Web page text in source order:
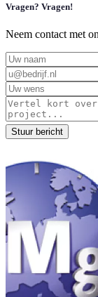
Vragen? Vragen!
Neem contact met
Stuur bericht